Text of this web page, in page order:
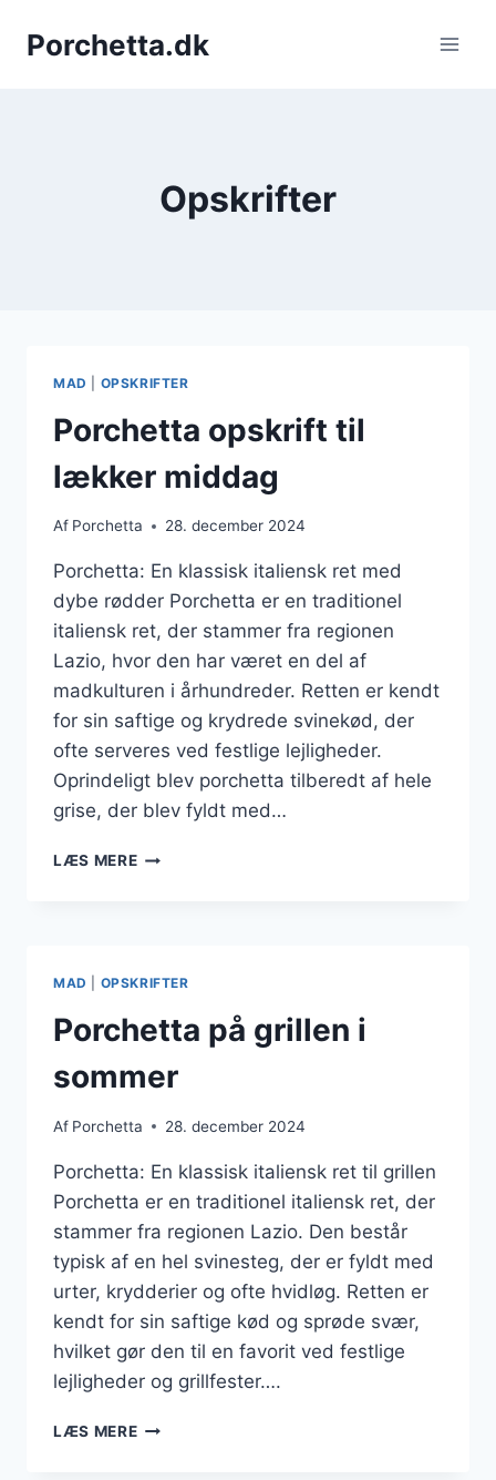
Porchetta.dk
Opskrifter
MAD OPSKRIFTER
Porchetta opskrift til
lækker middag
Af Porchetta 28. december 2024
Porchetta: En klassisk italiensk ret med
dybe rødder Porchetta er en traditionel
italiensk ret, der stammer fra regionen
Lazio, hvor den har været en del af
madkulturen i århundreder. Retten er kendt
for sin saftige og krydrede svinekød, der
ofte serveres ved festlige lejligheder.
Oprindeligt blev porchetta tilberedt af hele
grise, der blev fyldt med…
LÆS MEREPORCHETTA
MAD OPSKRIFTER
Porchetta på grillen i
sommer
Af Porchetta 28. december 2024
Porchetta: En klassisk italiensk ret til grillen
Porchetta er en traditionel italiensk ret, der
stammer fra regionen Lazio. Den består
typisk af en hel svinesteg, der er fyldt med
urter, krydderier og ofte hvidløg. Retten er
kendt for sin saftige kød og sprøde svær,
hvilket gør den til en favorit ved festlige
lejligheder og grillfester….
LÆS MEREPORCHETTA